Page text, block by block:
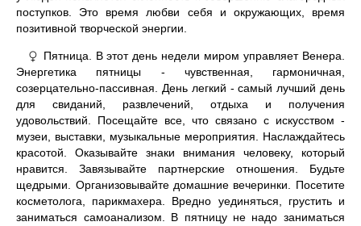
поступков. Это время любви себя и окружающих, время
позитивной творческой энергии.
♀
Пятница. В этот день недели миром управляет Венера.
Энергетика пятницы - чувственная, гармоничная,
созерцательно-пассивная. День легкий - самый лучший день
для свиданий, развлечений, отдыха и получения
удовольствий. Посещайте все, что связано с искусством -
музеи, выставки, музыкальные мероприятия. Наслаждайтесь
красотой. Оказывайте знаки внимания человеку, который
нравится. Завязывайте партнерские отношения. Будьте
щедрыми. Организовывайте домашние вечеринки. Посетите
косметолога, парикмахера. Вредно уединяться, грустить и
заниматься самоанализом. В пятницу не надо заниматься